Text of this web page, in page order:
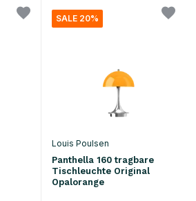
SALE 20%
Louis Poulsen
Panthella 160 tragbare
Tischleuchte Original
Opalorange